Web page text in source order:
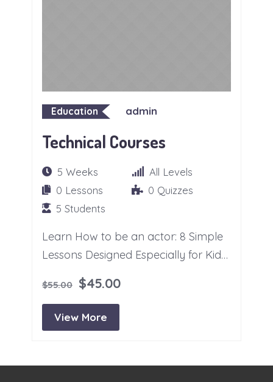
Education admin
Technical Courses
5 Weeks
All Levels
0 Lessons
0 Quizzes
5 Students
Learn How to be an actor: 8 Simple
Lessons Designed Especially for Kids
$55.00 $45.00
View More